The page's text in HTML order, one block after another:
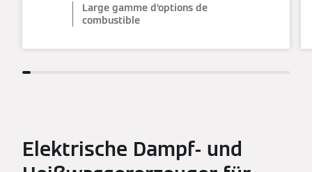
Large gamme d’options de
combustible
Elektrische Dampf- und